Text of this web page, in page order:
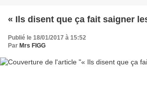
« Ils disent que ça fait saigner
Publié le 18/01/2017 à 15:52
Par Mrs FIGG